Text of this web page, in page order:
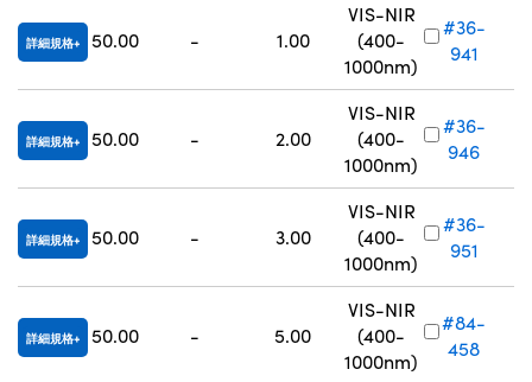
詳細規格 50.00 - 1.00
VIS-NIR
(400-
1000nm)
#36-
941
詳細規格 50.00 - 2.00
VIS-NIR
(400-
1000nm)
#36-
946
詳細規格 50.00 - 3.00
VIS-NIR
(400-
1000nm)
#36-
951
詳細規格 50.00 - 5.00
VIS-NIR
(400-
1000nm)
#84-
458